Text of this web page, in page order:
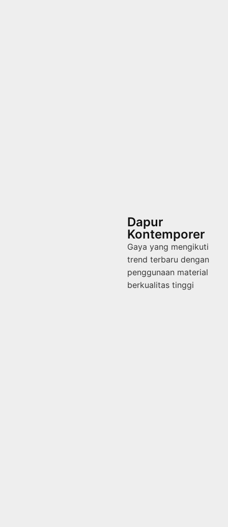
Dapur
Kontemporer
Gaya yang mengikuti
trend terbaru dengan
penggunaan material
berkualitas tinggi